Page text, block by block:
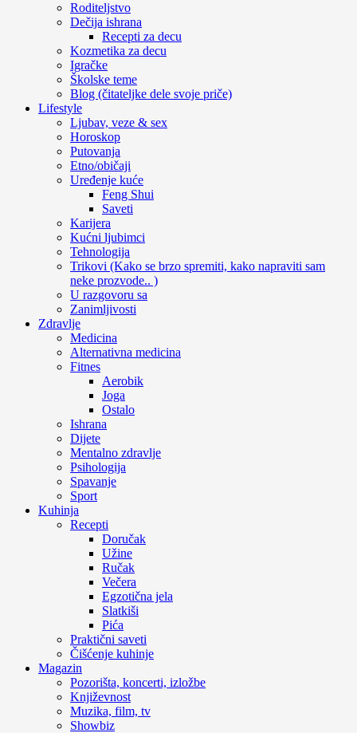
Roditeljstvo
Dečija ishrana
Recepti za decu
Kozmetika za decu
Igračke
Školske teme
Blog (čitateljke dele svoje priče)
Lifestyle
Ljubav, veze & sex
Horoskop
Putovanja
Etno/običaji
Uređenje kuće
Feng Shui
Saveti
Karijera
Kućni ljubimci
Tehnologija
Trikovi (Kako se brzo spremiti, kako napraviti sam
neke prozvode.. )
U razgovoru sa
Zanimljivosti
Zdravlje
Medicina
Alternativna medicina
Fitnes
Aerobik
Joga
Ostalo
Ishrana
Dijete
Mentalno zdravlje
Psihologija
Spavanje
Sport
Kuhinja
Recepti
Doručak
Užine
Ručak
Večera
Egzotična jela
Slatkiši
Pića
Praktični saveti
Čišćenje kuhinje
Magazin
Pozorišta, koncerti, izložbe
Književnost
Muzika, film, tv
Showbiz